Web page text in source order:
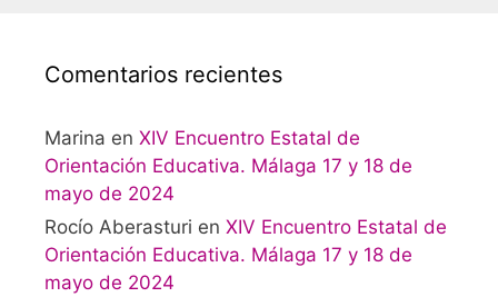
Comentarios recientes
Marina en XIV Encuentro Estatal de
Orientación Educativa. Málaga 17 y 18 de
mayo de 2024
Rocío Aberasturi en XIV Encuentro Estatal de
Orientación Educativa. Málaga 17 y 18 de
mayo de 2024